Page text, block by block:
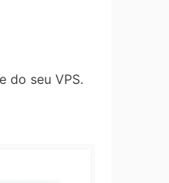
do seu VPS.